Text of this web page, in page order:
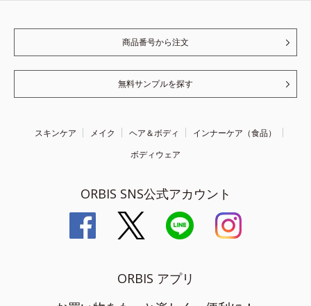
商品番号から注文
無料サンプルを探す
スキンケア メイク ヘア＆ボディ
インナーケア（食品）
ボディウェア
ORBIS SNS公式アカウント
ORBIS アプリ